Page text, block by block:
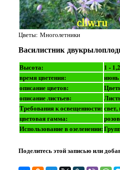
Цветы: Многолетники
Василистник
Высота:
1 -
время цветения:
описание цветов:
описание листьев:
Требования к освещенности: свет,
цветовая гамма:
Использование в озеленении:
Поделитесь этой записью или